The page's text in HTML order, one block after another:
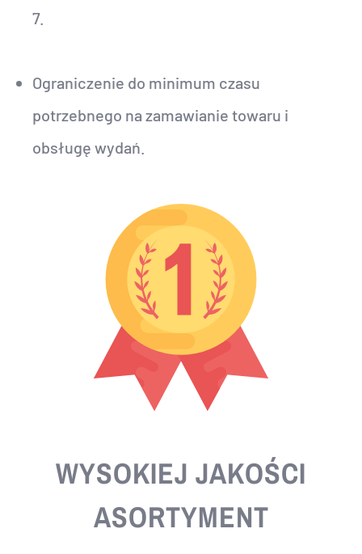
7.
Ograniczenie do minimum czasu
potrzebnego na zamawianie towaru i
obsługę wydań.
WYSOKIEJ JAKOŚCI
ASORTYMENT